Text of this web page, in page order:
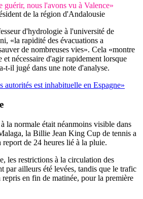
nous l'avons vu à Valence»
de la région d'Andalousie
d'hydrologie à l'université de
«la rapidité des évacuations a
de nombreuses vies». Cela «montre
nécessaire d'agir rapidement lorsque
t-il jugé dans une note d'analyse.
autorités est inhabituelle en Espagne»
la normale était néanmoins visible dans
la Billie Jean King Cup de tennis a
report de 24 heures lié à la pluie.
les restrictions à la circulation des
par ailleurs été levées, tandis que le trafic
en fin de matinée, pour la première